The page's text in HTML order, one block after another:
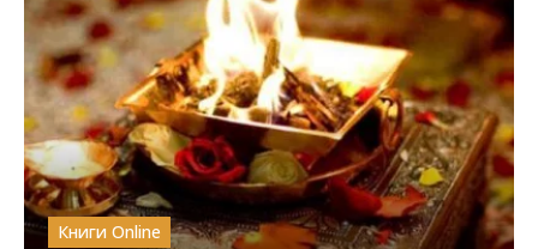
Книги Online